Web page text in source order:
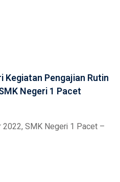
Kegiatan Pengajian Rutin
Negeri 1 Pacet
2022, SMK Negeri 1 Pacet –